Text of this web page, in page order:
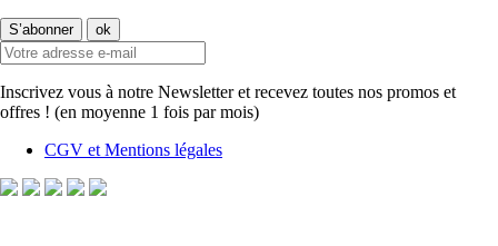
Inscrivez vous à notre Newsletter et recevez toutes nos promos et
offres ! (en moyenne 1 fois par mois)
CGV et Mentions légales